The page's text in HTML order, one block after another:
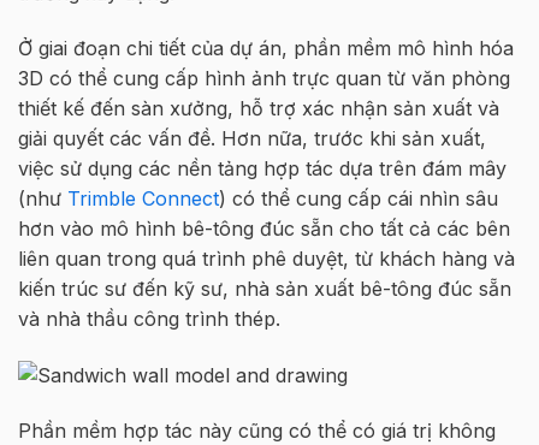
Ở giai đoạn chi tiết của dự án, phần mềm mô hình hóa
3D có thể cung cấp hình ảnh trực quan từ văn phòng
thiết kế đến sàn xưởng, hỗ trợ xác nhận sản xuất và
giải quyết các vấn đề. Hơn nữa, trước khi sản xuất,
việc sử dụng các nền tảng hợp tác dựa trên đám mây
(như Trimble Connect) có thể cung cấp cái nhìn sâu
hơn vào mô hình bê-tông đúc sẵn cho tất cả các bên
liên quan trong quá trình phê duyệt, từ khách hàng và
kiến trúc sư đến kỹ sư, nhà sản xuất bê-tông đúc sẵn
và nhà thầu công trình thép.
Phần mềm hợp tác này cũng có thể có giá trị không